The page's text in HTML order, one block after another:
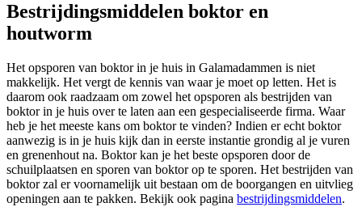
Bestrijdingsmiddelen boktor en
houtworm
Het opsporen van boktor in je huis in Galamadammen is niet
makkelijk. Het vergt de kennis van waar je moet op letten. Het is
daarom ook raadzaam om zowel het opsporen als bestrijden van
boktor in je huis over te laten aan een gespecialiseerde firma. Waar
heb je het meeste kans om boktor te vinden? Indien er echt boktor
aanwezig is in je huis kijk dan in eerste instantie grondig al je vuren
en grenenhout na. Boktor kan je het beste opsporen door de
schuilplaatsen en sporen van boktor op te sporen. Het bestrijden van
boktor zal er voornamelijk uit bestaan om de boorgangen en uitvlieg
openingen aan te pakken. Bekijk ook pagina bestrijdingsmiddelen.